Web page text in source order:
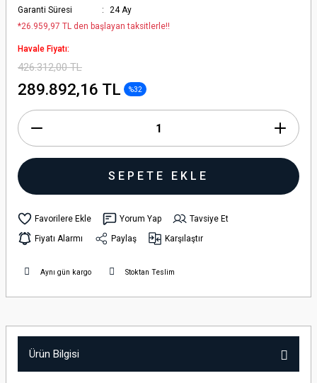
Garanti Süresi
24 Ay
*26.959,97 TL den başlayan taksitlerle!!
Havale Fiyatı:
426.312,00 TL
289.892,16 TL %32
SEPETE EKLE
Yorum Yap
Tavsiye Et
Fiyatı Alarmı
Paylaş Karşılaştır
Aynı gün kargo Stoktan Teslim
Ürün Bilgisi